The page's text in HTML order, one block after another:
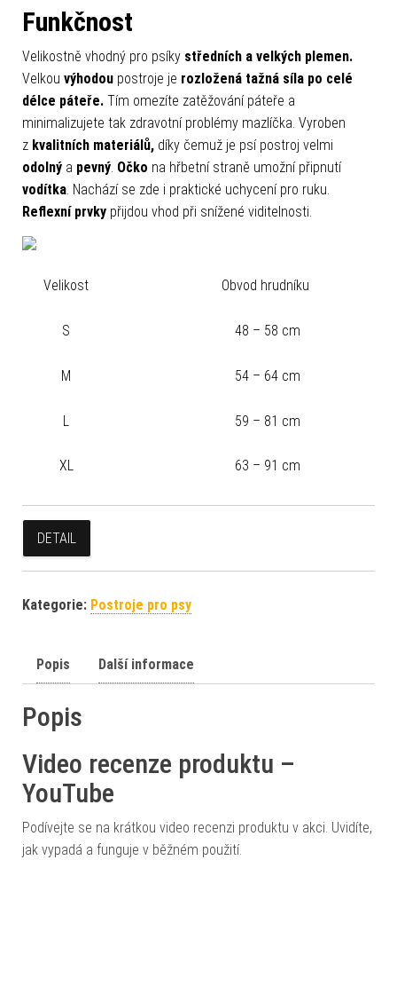
Funkčnost
Velikostně vhodný pro psíky středních a velkých plemen.
Velkou výhodou postroje je rozložená tažná síla po celé
délce páteře. Tím omezíte zatěžování páteře a
minimalizujete tak zdravotní problémy mazlíčka. Vyroben
z kvalitních materiálů, díky čemuž je psí postroj velmi
odolný a pevný Očko na hřbetní straně umožní připnutí
vodítka . Nachází se zde i praktické uchycení pro ruku.
Reflexní prvky přijdou vhod při snížené viditelnosti.
Velikost Obvod hrudníku
S 48 – 58 cm
M 54 – 64 cm
L 59 – 81 cm
XL 63 – 91 cm
DETAIL
Kategorie: Postroje pro psy
Popis Další informace
Popis
Video recenze produktu –
YouTube
Podívejte se na krátkou video recenzi produktu v akci. Uvidíte,
jak vypadá a funguje v běžném použití.